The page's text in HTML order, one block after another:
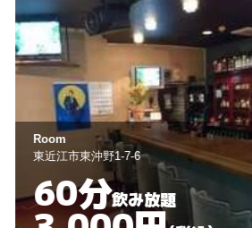
ジュネス
東近江市垣見町1537
120分